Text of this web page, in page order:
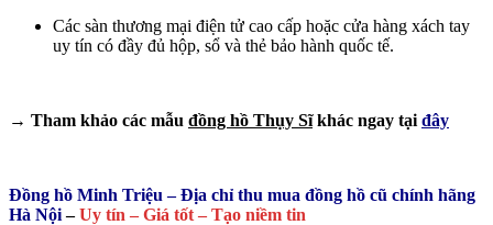
Các sàn thương mại điện tử cao cấp hoặc cửa hàng xách tay
uy tín có đầy đủ hộp, sổ và thẻ bảo hành quốc tế.
→ Tham khảo các mẫu đồng hồ Thụy Sĩkhác ngay tại đây
Đồng hồ Minh Triệu – Địa chỉ thu mua đồng hồ cũ chính hãng
Hà Nội–Uy tín – Giá tốt – Tạo niềm tin